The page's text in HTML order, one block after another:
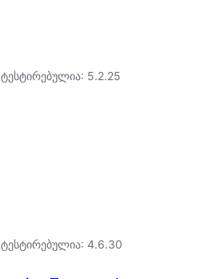
ტესტირებულია: 5.2.25
ტესტირებულია: 4.6.30